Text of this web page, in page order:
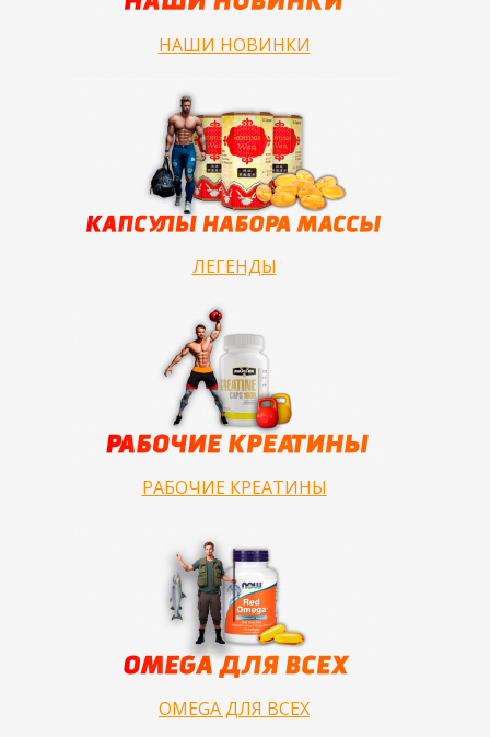
НАШИ НОВИНКИ
ЛЕГЕНДЫ
РАБОЧИЕ КРЕАТИНЫ
OMEGA ДЛЯ ВСЕХ